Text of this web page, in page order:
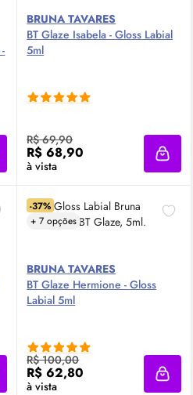
à sacola
BRUNA TAVARES
BT Glaze Isabela -Gloss Labial
5ml
R$ 69,90
R$ 68,90
à vista
à sacola
-37%
+ 7 opções
BRUNA TAVARES
BT Glaze Hermione -Gloss
Labial 5ml
R$ 100,00
R$ 62,80
à vista